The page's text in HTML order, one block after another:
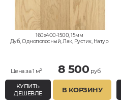
160x400-1500, 15мм
Дуб, Однополосный, Лак, Рустик, Натур
Цена за 1 м² 8 500 руб.
КУПИТЬ
ДЕШЕВЛЕ
В КОРЗИНУ